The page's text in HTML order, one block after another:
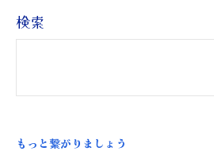
検索
もっと繋がりましょう